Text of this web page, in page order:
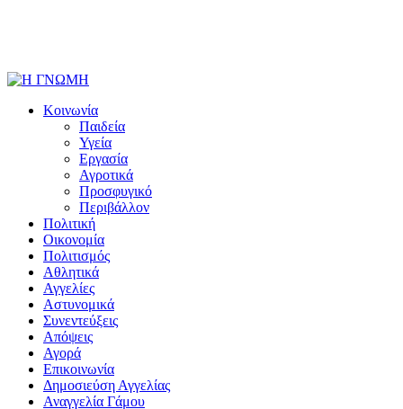
Κοινωνία
Παιδεία
Υγεία
Εργασία
Αγροτικά
Προσφυγικό
Περιβάλλον
Πολιτική
Οικονομία
Πολιτισμός
Αθλητικά
Αγγελίες
Αστυνομικά
Συνεντεύξεις
Απόψεις
Αγορά
Επικοινωνία
Δημοσιεύση Αγγελίας
Αναγγελία Γάμου